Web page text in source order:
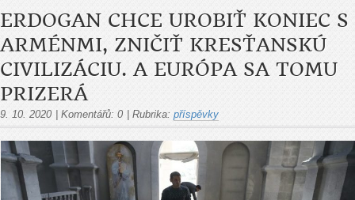
ERDOGAN CHCE UROBIŤ KONIEC S
ARMÉNMI, ZNIČIŤ KRESŤANSKÚ
CIVILIZÁCIU. A EURÓPA SA TOMU
PRIZERÁ
9. 10. 2020 Komentářů: 0 Rubrika: příspěvky